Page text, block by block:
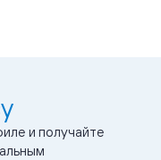
и получайте